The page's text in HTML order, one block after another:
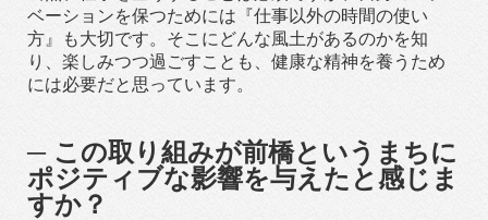
ベーションを保つためには『仕事以外の時間の使い
方』も大切です。そこにどんな風土があるのかを知
り、楽しみつつ過ごすことも、健康な精神を養うため
には必要だと思っています。
─ この取り組みが前橋というまちに
ポジティブな影響を与えたと感じま
すか？